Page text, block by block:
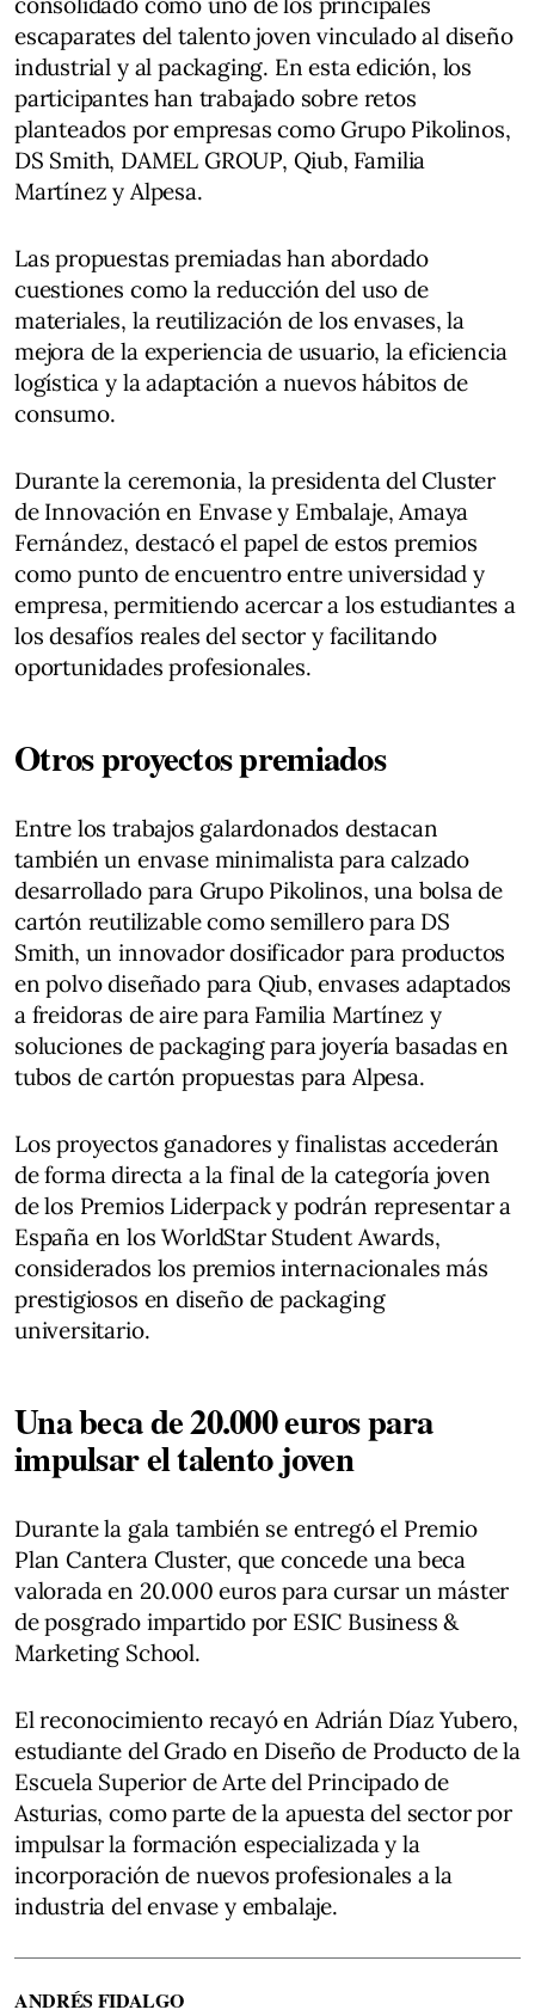
escaparates del talento joven vinculado al diseño
industrial y al packaging. En esta edición, los
participantes han trabajado sobre retos
planteados por empresas como Grupo Pikolinos,
DS Smith, DAMEL GROUP, Qiub, Familia
Martínez y Alpesa.
Las propuestas premiadas han abordado
cuestiones como la reducción del uso de
materiales, la reutilización de los envases, la
mejora de la experiencia de usuario, la eficiencia
logística y la adaptación a nuevos hábitos de
consumo.
Durante la ceremonia, la presidenta del Cluster
de Innovación en Envase y Embalaje, Amaya
Fernández, destacó el papel de estos premios
como punto de encuentro entre universidad y
empresa, permitiendo acercar a los estudiantes a
los desafíos reales del sector y facilitando
oportunidades profesionales.
Otros proyectos premiados
Entre los trabajos galardonados destacan
también un envase minimalista para calzado
desarrollado para Grupo Pikolinos, una bolsa de
cartón reutilizable como semillero para DS
Smith, un innovador dosificador para productos
en polvo diseñado para Qiub, envases adaptados
a freidoras de aire para Familia Martínez y
soluciones de packaging para joyería basadas en
tubos de cartón propuestas para Alpesa.
Los proyectos ganadores y finalistas accederán
de forma directa a la final de la categoría joven
de los Premios Liderpack y podrán representar a
España en los WorldStar Student Awards,
considerados los premios internacionales más
prestigiosos en diseño de packaging
universitario.
Una beca de 20.000 euros para
impulsar el talento joven
Durante la gala también se entregó el Premio
Plan Cantera Cluster, que concede una beca
valorada en 20.000 euros para cursar un máster
de posgrado impartido por ESIC Business &
Marketing School.
El reconocimiento recayó en Adrián Díaz Yubero,
estudiante del Grado en Diseño de Producto de la
Escuela Superior de Arte del Principado de
Asturias, como parte de la apuesta del sector por
impulsar la formación especializada y la
incorporación de nuevos profesionales a la
industria del envase y embalaje.
ANDRÉS FIDALGO